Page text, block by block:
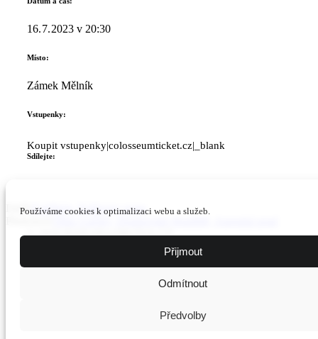
Používáme cookies k optimalizaci webu a služeb.
Přijmout
Odmítnout
Předvolby
16. 7. 2023 v 20:30
Místo:
Zámek Mělník
Vstupenky:
Koupit vstupenky|colosseumticket.cz|_blank
Sdílejte:
Další:Karlštejn, Královny popu
© 2026 BARABASIKOVA.CZ
Použité fotografie: archiv BB, Petr Burda, Tomáš Novák a další.